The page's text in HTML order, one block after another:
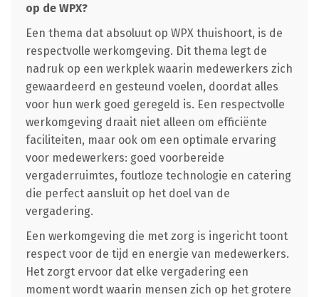
op de WPX?
Een thema dat absoluut op WPX thuishoort, is de
respectvolle werkomgeving. Dit thema legt de
nadruk op een werkplek waarin medewerkers zich
gewaardeerd en gesteund voelen, doordat alles
voor hun werk goed geregeld is. Een respectvolle
werkomgeving draait niet alleen om efficiënte
faciliteiten, maar ook om een optimale ervaring
voor medewerkers: goed voorbereide
vergaderruimtes, foutloze technologie en catering
die perfect aansluit op het doel van de
vergadering.
Een werkomgeving die met zorg is ingericht toont
respect voor de tijd en energie van medewerkers.
Het zorgt ervoor dat elke vergadering een
moment wordt waarin mensen zich op het grotere